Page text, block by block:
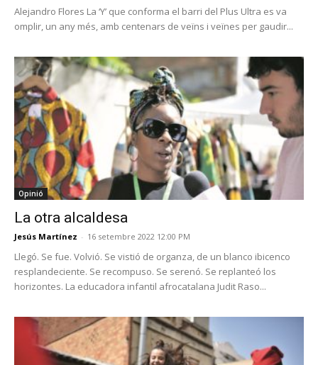
Alejandro Flores La ‘Y’ que conforma el barri del Plus Ultra es va
omplir, un any més, amb centenars de veïns i veïnes per gaudir...
Opinió
La otra alcaldesa
Jesús Martínez - 16 setembre 2022 12:00 PM
Llegó. Se fue. Volvió. Se vistió de organza, de un blanco ibicenco
resplandeciente. Se recompuso. Se serenó. Se replanteó los
horizontes. La educadora infantil afrocatalana Judit Raso...